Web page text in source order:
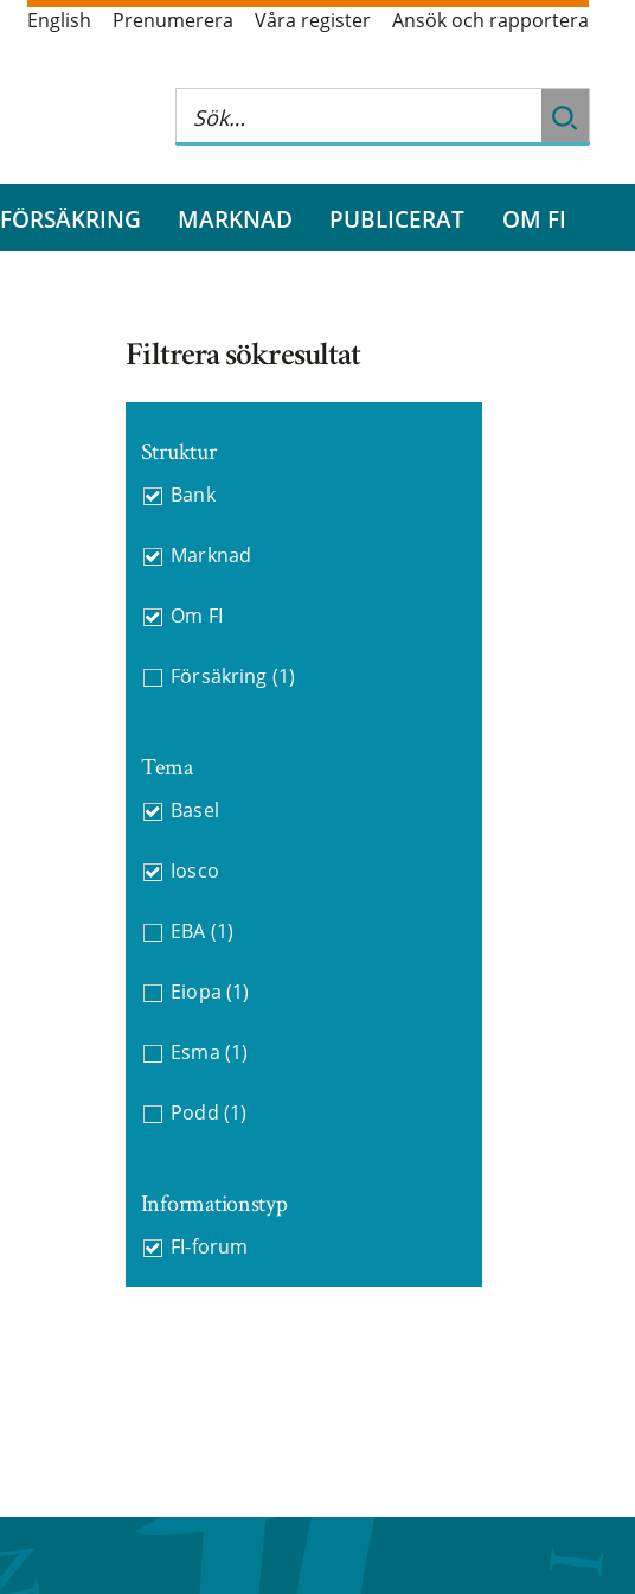
English Prenumerera Våra register Ansök och rapportera
FÖRSÄKRING MARKNAD PUBLICERAT OM FI
Filtrera sökresultat
Struktur
Bank
Marknad
Om FI
Försäkring (1)
Tema
Basel
Iosco
EBA (1)
Eiopa (1)
Esma (1)
Podd (1)
Informationstyp
FI-forum